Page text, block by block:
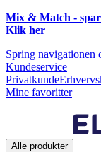
Mix & Match -
Klik her
Spring navigationen
Kundeservice
Privatkunde
Mine favoritter
Alle produkter